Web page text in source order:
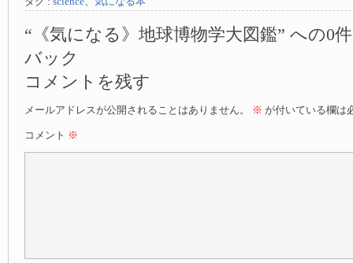
“《気になる》地球博物学大図鑑” への0
バック
コメントを残す
メールアドレスが公開されることはありません。 ※ が付いている欄は
コメント ※